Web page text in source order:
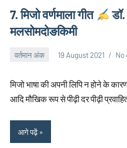
7. मिजो वर्णमाला गीत
मलसोमदोङकिमी
वर्तमान अंक 19 August 2021 No
मिजो भाषा की अपनी लिपि न होने के
आदि मौखिक रूप से पीढ़ी दर पीढ़ी
आगे पढ़ें